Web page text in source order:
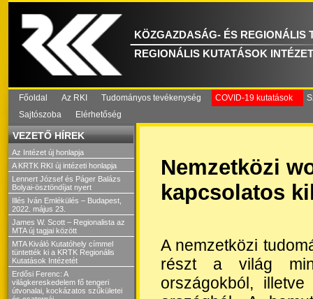
KÖZGAZDASÁG- ÉS REGIONÁLIS
REGIONÁLIS KUTATÁSOK
Főoldal Az RKI Tudományos tevékenység COVID-19 kutatások
Sajtószoba
Elérhetőség
VEZETŐ HÍREK
Az Intézet új honlapja
A KRTK RKI új intézeti honlapja
Lennert József és Páger Balázs
Bolyai-ösztöndíjat nyert
Illés Iván Emlékülés – Budapest,
2022. május 23.
James W. Scott – Regionalista az
MTA új tagjai között
MTA Kiváló Kutatóhely címmel
tüntették ki a KRTK Regionális
Kutatások Intézetét
Erdősi Ferenc: A
világkereskedelem fő tengeri
útvonalai, kockázatos szűkületei
Nemzetközi
kapcsolatos
A nemzetközi
részt a világ
országokból,